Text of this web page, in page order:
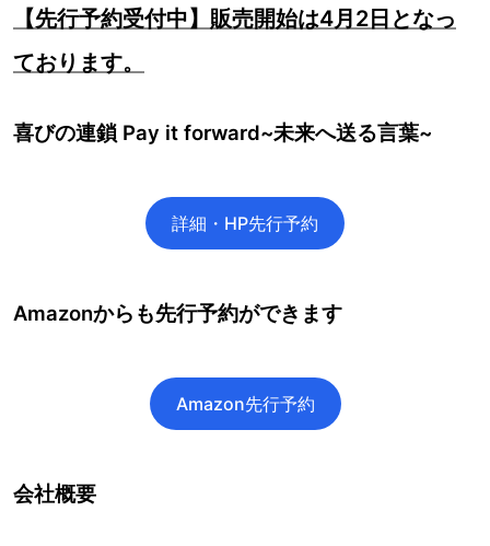
【先行予約受付中】販売開始は4月2日となっ
ております。
喜びの連鎖 Pay it forward~未来へ送る言葉~
詳細・HP先行予約
Amazonからも先行予約ができます
Amazon先行予約
会社概要